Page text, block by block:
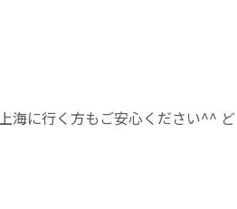
海に行く方もご安心ください^^ ど